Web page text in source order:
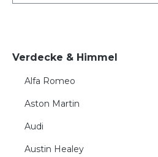
Verdecke & Himmel
Alfa Romeo
Aston Martin
Audi
Austin Healey